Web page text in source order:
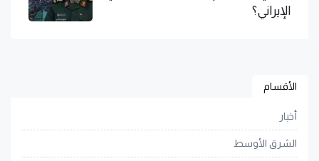
الإيراني؟
الأقسام
أخبار
الشرق الأوسط